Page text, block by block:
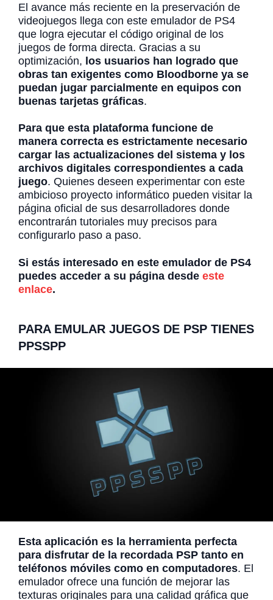
El avance más reciente en la preservación de
videojuegos llega con este emulador de PS4
que logra ejecutar el código original de los
juegos de forma directa. Gracias a su
optimización, los usuarios han logrado que
obras tan exigentes como Bloodborne ya se
puedan jugar parcialmente en equipos con
buenas tarjetas gráficas.
Para que esta plataforma funcione de
manera correcta es estrictamente necesario
cargar las actualizaciones del sistema y los
archivos digitales correspondientes a cada
juego. Quienes deseen experimentar con este
ambicioso proyecto informático pueden visitar la
página oficial de sus desarrolladores donde
encontrarán tutoriales muy precisos para
configurarlo paso a paso.
Si estás interesado en este emulador de PS4
puedes acceder a su página desde este
enlace.
PARA EMULAR JUEGOS DE PSP TIENES
PPSSPP
Esta aplicación es la herramienta perfecta
para disfrutar de la recordada PSP tanto en
teléfonos móviles como en computadores. El
emulador ofrece una función de mejorar las
texturas originales para una calidad gráfica que